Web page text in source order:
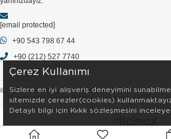
[email protected]
+90 543 798 67 44
+90 (212) 527 7740
© 2026 GOLDSTORE - Tüm Hakları Saklıdır.
Sözleşmeler
Gizlilik Politikası Kullanım Koşulları
Çerez Kullanımı
Sizlere en iyi alışveriş deneyimini
sitemizde çerezler(cookies)
Detaylı bilgi için Kvkk sözleşmesini